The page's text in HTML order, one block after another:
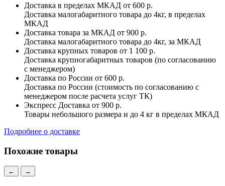
Доставка в пределах МКАД от 600 р.
Доставка малогабаритного товара до 4кг, в пределах
МКАД
Доставка товара за МКАД от 900 р.
Доставка малогабаритного товара до 4кг, за МКАД
Доставка крупных товаров от 1 100 р.
Доставка крупногабаритных товаров (по согласованию
с менеджером)
Доставка по России от 600 р.
Доставка по России (стоимость по согласованию с
менеджером после расчета услуг ТК)
Экспресс Доставка от 900 р.
Товары небольшого размера и до 4 кг в пределах МКАД
Подробнее о доставке
Похожие товары
← →